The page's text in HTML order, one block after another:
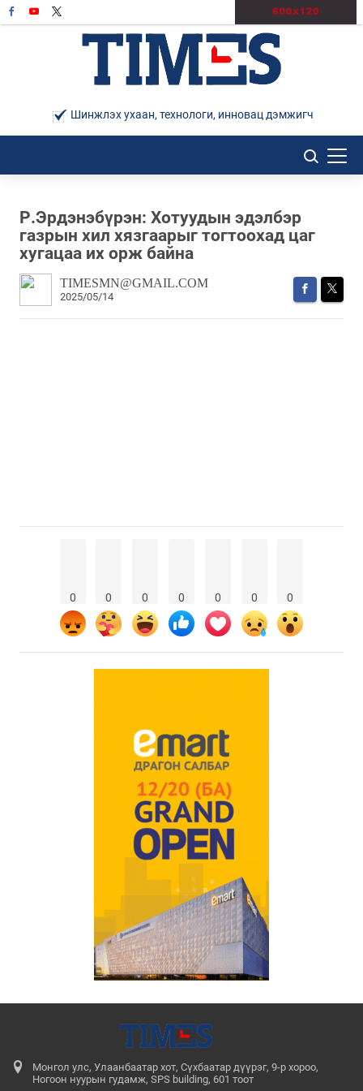
Шинжлэх ухаан, технологи, инновац дэмжигч
Р.Эрдэнэбүрэн: Хотуудын эдэлбэр
газрын хил хязгаарыг тогтоохад цаг
хугацаа их орж байна
TIMESMN@GMAIL.COM
2025/05/14
0 0 0 0 0 0 0
Монгол улс, Улаанбаатар хот, Сүхбаатар дүүрэг, 9-р хороо,
Ногоон нуурын гудамж, SPS building, 601 тоот